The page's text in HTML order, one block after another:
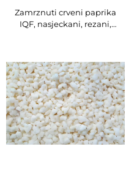
Zamrznuti crveni paprika
IQF, nasjeckani, rezani,
u velikoj količini, veleprodaja
za izvoz